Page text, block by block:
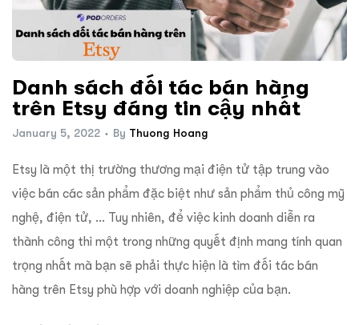
Danh sách đối tác bán hàng
trên Etsy đáng tin cậy nhất
January 5, 2022 By Thuong Hoang
Etsy là một thị trường thương mại điện tử tập trung vào
việc bán các sản phẩm đặc biệt như sản phẩm thủ công mỹ
nghệ, điện tử, … Tuy nhiên, để việc kinh doanh diễn ra
thành công thì một trong những quyết định mang tính quan
trọng nhất mà bạn sẽ phải thực hiện là tìm đối tác bán
hàng trên Etsy phù hợp với doanh nghiệp của bạn.